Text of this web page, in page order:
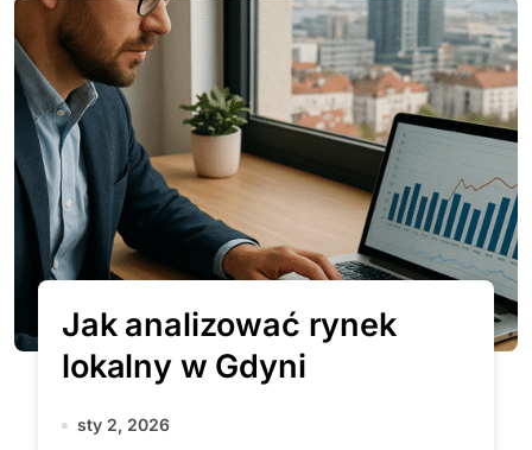
Jak analizować rynek
lokalny w Gdyni
sty 2, 2026